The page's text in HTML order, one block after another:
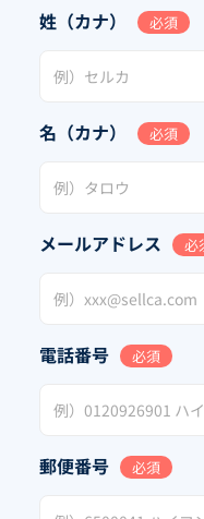
姓（カナ） 必須
名（カナ） 必須
メールアドレス 必
電話番号 必須
郵便番号 必須